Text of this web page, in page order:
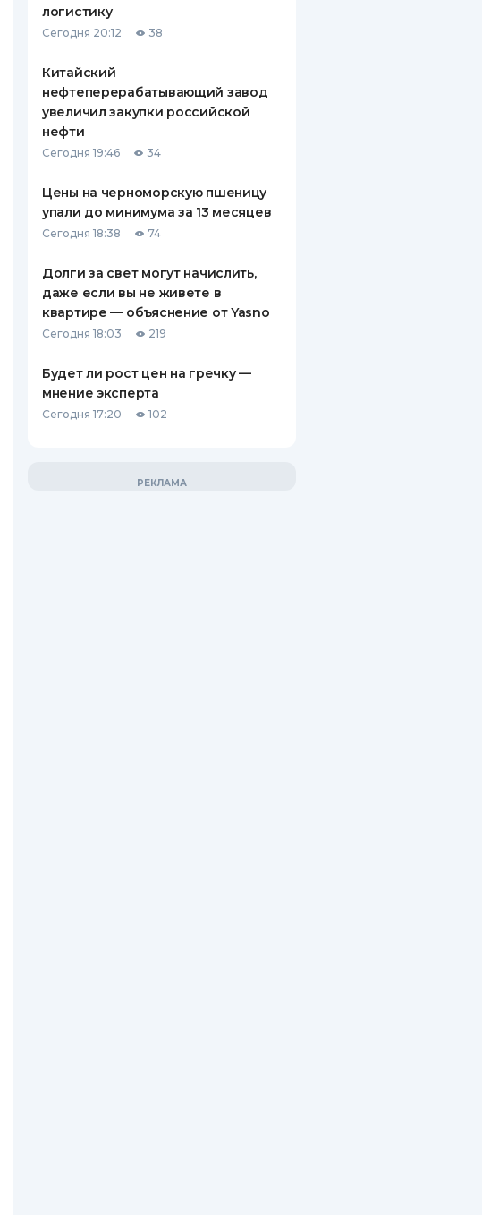
ПУТЕВОДИТЕЛИ ПО
ВСЕ СТРАХОВЫЕ ПОЛИСЫ
СТРАХОВЫЕ КОМПАНИИ
ОТЗЫВЫ О СТРАХОВЫХ
КОНТАКТЫ
логистику
Сегодня 20:12 38
Китайский
нефтеперерабатывающий завод
увеличил закупки российской
нефти
Сегодня 19:46 34
Цены на черноморскую пшеницу
упали до минимума за 13 месяцев
Сегодня 18:38 74
Долги за свет могут начислить,
даже если вы не живете в
квартире — объяснение от Yasno
Сегодня 18:03 219
Будет ли рост цен на гречку —
мнение эксперта
Сегодня 17:20 102